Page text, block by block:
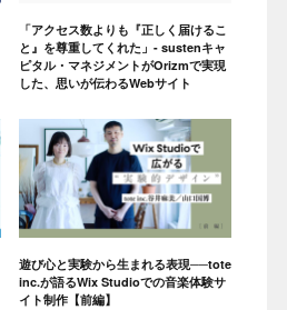
「アクセス数よりも『正しく届けるこ
と』を尊重してくれた」- sustenキャ
ピタル・マネジメントがOrizmで実現
した、思いが伝わるWebサイト
遊び心と実験から生まれる表現──tote
inc.が語るWix Studioでの音楽体験サ
イト制作【前編】